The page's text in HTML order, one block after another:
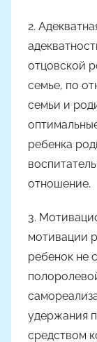
2.
отцовской
семье, по
семьи и
ребенка
отношение.
3.
мотивации
ребенок не
удержания
средством